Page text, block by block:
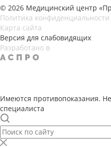
© 2026 Медицинский центр
Политика конфиденциальности
Карта сайта
Версия для слабовидящих
Разработано в
Имеются противопоказания.
специалиста